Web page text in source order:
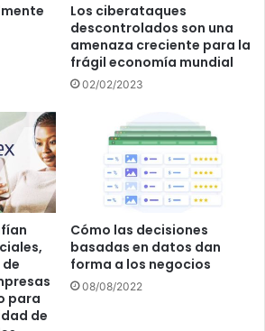
Los ciberataques
descontrolados son una
amenaza creciente para la
frágil economía mundial
02/02/2023
para
de
Cómo las decisiones
basadas en datos dan
forma a los negocios
08/08/2022